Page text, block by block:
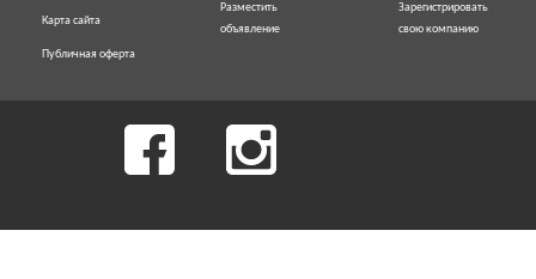
Карта сайта
Публичная оферта
Разместить
объявление
Зарегистрировать
свою компанию